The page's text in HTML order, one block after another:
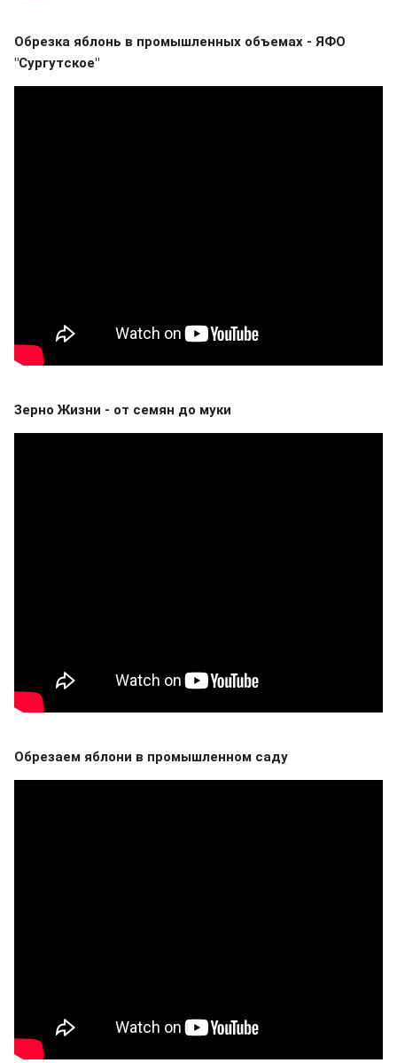
Обрезка яблонь в промышленных объемах - ЯФО
"Сургутское"
Зерно Жизни - от семян до муки
Обрезаем яблони в промышленном саду